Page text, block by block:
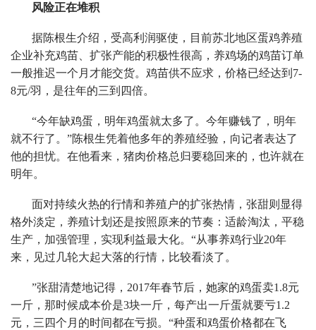
风险正在堆积
据陈根生介绍，受高利润驱使，目前苏北地区蛋鸡养殖
企业补充鸡苗、扩张产能的积极性很高，养鸡场的鸡苗订单
一般推迟一个月才能交货。鸡苗供不应求，价格已经达到7-
8元/羽，是往年的三到四倍。
“今年缺鸡蛋，明年鸡蛋就太多了。今年赚钱了，明年
就不行了。”陈根生凭着他多年的养殖经验，向记者表达了
他的担忧。在他看来，猪肉价格总归要稳回来的，也许就在
明年。
面对持续火热的行情和养殖户的扩张热情，张甜则显得
格外淡定，养殖计划还是按照原来的节奏：适龄淘汰，平稳
生产，加强管理，实现利益最大化。“从事养鸡行业20年
来，见过几轮大起大落的行情，比较看淡了。
”张甜清楚地记得，2017年春节后，她家的鸡蛋卖1.8元
一斤，那时候成本价是3块一斤，每产出一斤蛋就要亏1.2
元，三四个月的时间都在亏损。“种蛋和鸡蛋价格都在飞